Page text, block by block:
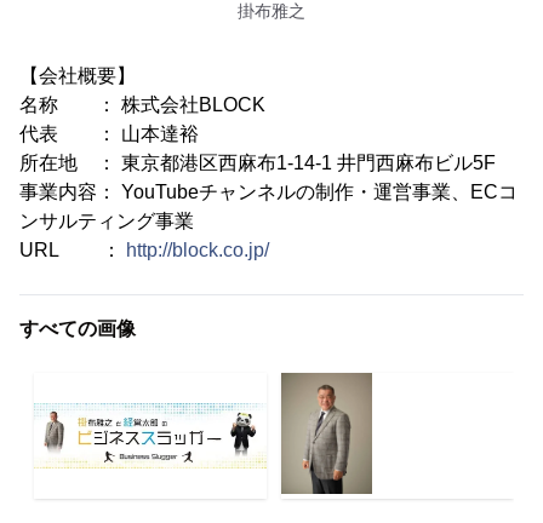
掛布雅之
【会社概要】
名称 ： 株式会社BLOCK
代表 ： 山本達裕
所在地 ： 東京都港区西麻布1-14-1 井門西麻布ビル5F
事業内容： YouTubeチャンネルの制作・運営事業、ECコ
ンサルティング事業
URL ：
http://block.co.jp/
すべての画像